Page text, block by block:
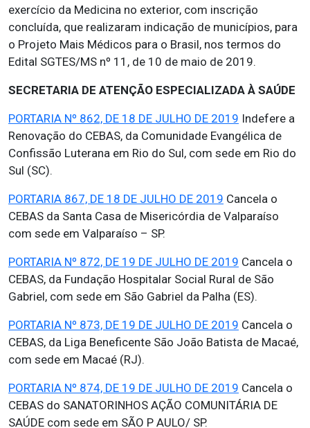
exercício da Medicina no exterior, com inscrição
concluída, que realizaram indicação de municípios, para
o Projeto Mais Médicos para o Brasil, nos termos do
Edital SGTES/MS nº 11, de 10 de maio de 2019.
SECRETARIA DE ATENÇÃO ESPECIALIZADA À SAÚDE
PORTARIA Nº 862, DE 18 DE JULHO DE 2019 Indefere a
Renovação do CEBAS, da Comunidade Evangélica de
Confissão Luterana em Rio do Sul, com sede em Rio do
Sul (SC).
PORTARIA 867, DE 18 DE JULHO DE 2019 Cancela o
CEBAS da Santa Casa de Misericórdia de Valparaíso
com sede em Valparaíso – SP.
PORTARIA Nº 872, DE 19 DE JULHO DE 2019 Cancela o
CEBAS, da Fundação Hospitalar Social Rural de São
Gabriel, com sede em São Gabriel da Palha (ES).
PORTARIA Nº 873, DE 19 DE JULHO DE 2019 Cancela o
CEBAS, da Liga Beneficente São João Batista de Macaé,
com sede em Macaé (RJ).
PORTARIA Nº 874, DE 19 DE JULHO DE 2019 Cancela o
CEBAS do SANATORINHOS AÇÃO COMUNITÁRIA DE
SAÚDE com sede em SÃO P AULO/ SP.